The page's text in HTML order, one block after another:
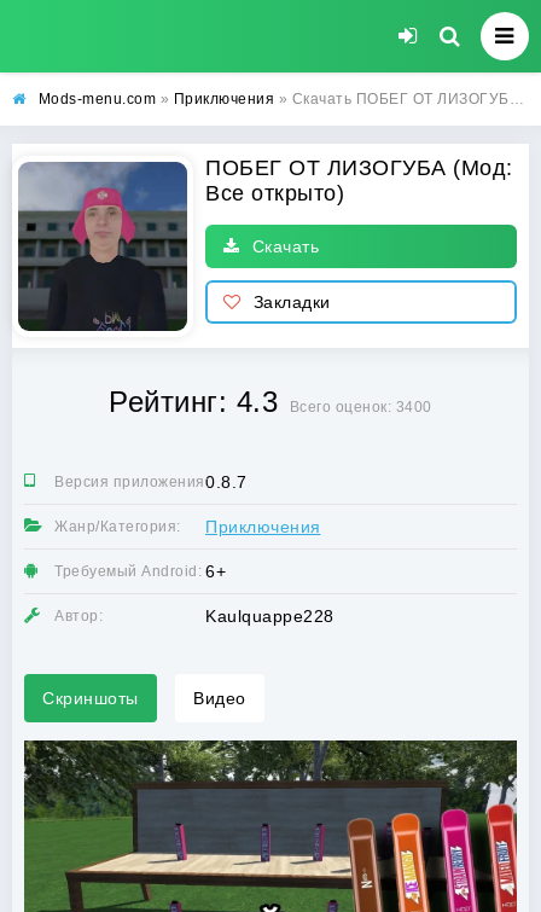
Mods-menu.com » Приключения » Скачать ПОБЕГ ОТ ЛИЗОГУБА Взлом (Все открыто) на Андроид бесплатно
ПОБЕГ ОТ ЛИЗОГУБА (Мод:
Все открыто)
Скачать
Закладки
Рейтинг: 4.3 Всего оценок: 3400
Версия приложения:0.8.7
Жанр/Категория: Приключения
Требуемый Android: 6+
Автор: Kaulquappe228
Скриншоты Видео